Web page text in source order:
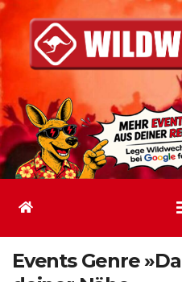
Inhalt
springen
Events Genre